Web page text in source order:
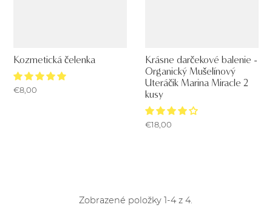
Kozmetická čelenka
€8,00
Krásne darčekové balenie -
Organický Mušelínový
Uteráčik Marina Miracle 2
kusy
€18,00
Zobrazené položky 1-4 z 4.